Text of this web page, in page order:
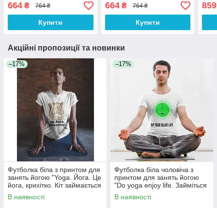
664 ₴ 764 ₴
Купити
664₴ 764 ₴
Купити
859
Акційні пропозиції та новинки
–17%
Футболка біла з принтом для
занять йогою "Yoga. Йога. Це
йога, крихітко. Кіт займається
йогою" Push IT
В наявності
–17%
Футболка біла чоловіча з
принтом для занять йогою
"Do yoga enjoy life. Займіться
йогою насолоджуйтесь
життям" Push IT
В наявності